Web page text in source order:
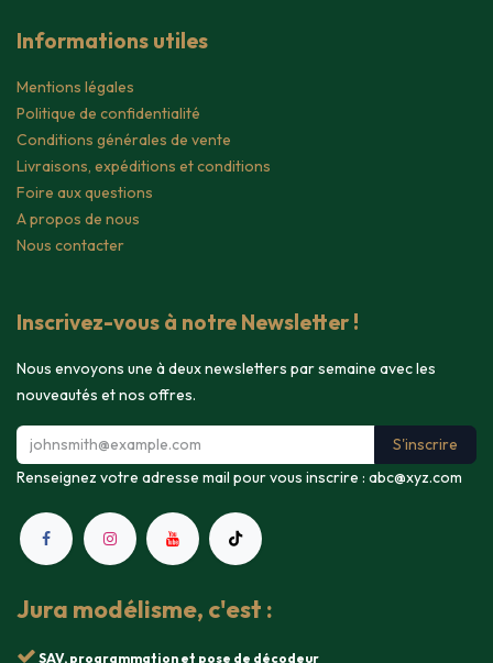
Informations utiles
Mentions légales
Politique de confidentialité
Conditions générales de vente
Livraisons, expéditions et conditions
Foire aux questions
A propos de nous
Nous contacter
Inscrivez-vous à notre Newsletter !
Nous envoyons une à deux newsletters par semaine avec les
nouveautés et nos offres.
S'inscrire
Renseignez votre adresse mail pour vous inscrire : abc@xyz.com
Jura modélisme, c'est :
SAV, programmation et pose de décodeur